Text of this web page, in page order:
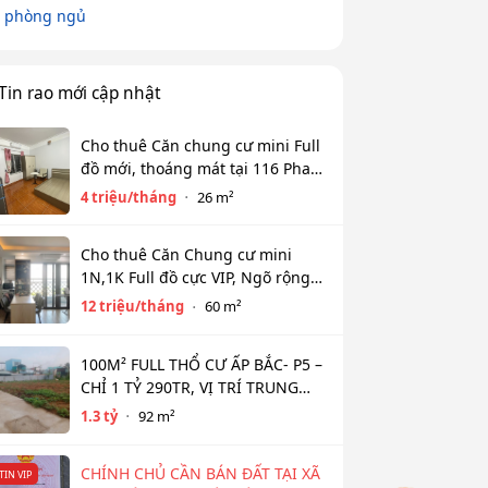
phòng ngủ
rao mới cập nhật
Cho thuê Căn chung cư mini Full
đồ mới, thoáng mát tại 116 Phan
Kế Bính, Ba Đình. Chỉ 4 tr
4 triệu/tháng 26 m²
Cho thuê Căn Chung cư mini
1N,1K Full đồ cực VIP, Ngõ rộng
View toàn mặt hồ Tây. Chỉ 12tr
12 triệu/tháng 60 m²
100M² FULL THỔ CƯ ẤP BẮC- P5 –
CHỈ 1 TỶ 290TR, VỊ TRÍ TRUNG
TÂM NGÂN HÀNG HỖ TRỢ 800TR
1.3 tỷ 92 m²
TIN VIP
CHÍNH CHỦ CẦN BÁN ĐẤT TẠI XÃ